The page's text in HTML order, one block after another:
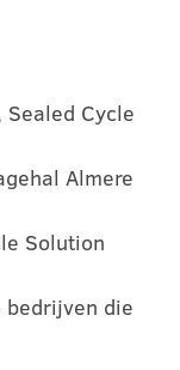
Sealed Cycle
Almere
Solution
bedrijven die